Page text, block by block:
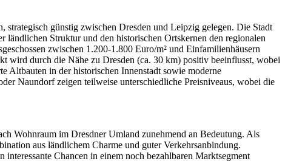
günstig zwischen Dresden und Leipzig gelegen. Die Stadt
ländlichen Struktur und den historischen Ortskernen den regionalen
zwischen 1.200-1.800 Euro/m² und Einfamilienhäusern
wird durch die Nähe zu Dresden (ca. 30 km) positiv beeinflusst, wobei
Altbauten in der historischen Innenstadt sowie moderne
Naundorf zeigen teilweise unterschiedliche Preisniveaus, wobei die
Wohnraum im Dresdner Umland zunehmend an Bedeutung. Als
aus ländlichem Charme und guter Verkehrsanbindung.
Chancen in einem noch bezahlbaren Marktsegment